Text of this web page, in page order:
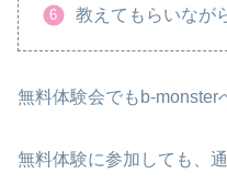
教えてもらいなが
無料体験会でもb-monster
無料体験に参加しても、